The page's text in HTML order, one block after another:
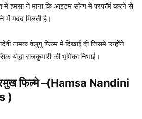
में हमसा ने माना कि आइटम सॉन्ग में परफॉर्म करने से
में मदद मिलती है।
नामक तेलुगु फिल्म में दिखाई दीं जिसमें उन्होंने
योद्धा राजकुमारी की भूमिका निभाई।
फिल्मे –(Hamsa Nandini
)